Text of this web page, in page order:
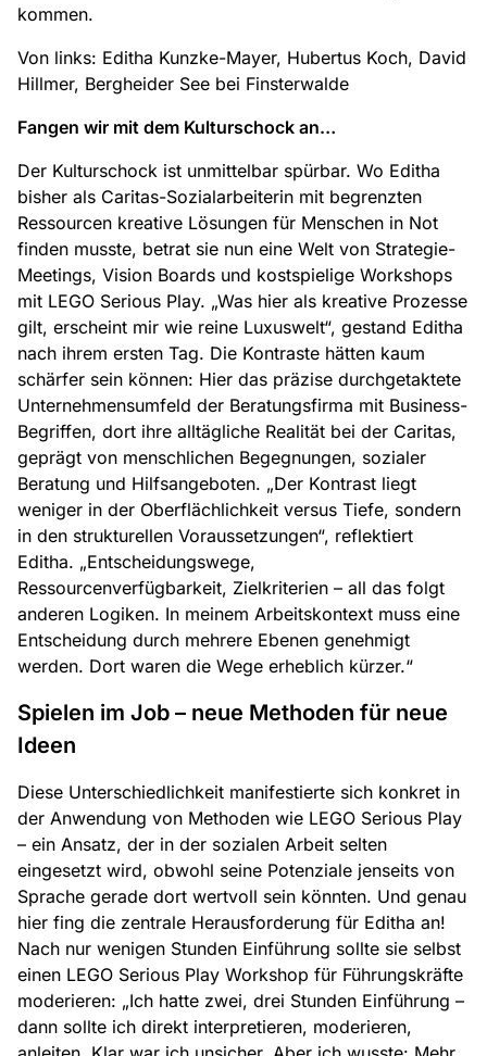
kommen.
Von links: Editha Kunzke-Mayer, Hubertus Koch, David
Hillmer, Bergheider See bei Finsterwalde
Fangen wir mit dem Kulturschock an…
Der Kulturschock ist unmittelbar spürbar. Wo Editha
bisher als Caritas-Sozialarbeiterin mit begrenzten
Ressourcen kreative Lösungen für Menschen in Not
finden musste, betrat sie nun eine Welt von Strategie-
Meetings, Vision Boards und kostspielige Workshops
mit LEGO Serious Play. „Was hier als kreative Prozesse
gilt, erscheint mir wie reine Luxuswelt“, gestand Editha
nach ihrem ersten Tag. Die Kontraste hätten kaum
schärfer sein können: Hier das präzise durchgetaktete
Unternehmensumfeld der Beratungsfirma mit Business-
Begriffen, dort ihre alltägliche Realität bei der Caritas,
geprägt von menschlichen Begegnungen, sozialer
Beratung und Hilfsangeboten. „Der Kontrast liegt
weniger in der Oberflächlichkeit versus Tiefe, sondern
in den strukturellen Voraussetzungen“, reflektiert
Editha. „Entscheidungswege,
Ressourcenverfügbarkeit, Zielkriterien – all das folgt
anderen Logiken. In meinem Arbeitskontext muss eine
Entscheidung durch mehrere Ebenen genehmigt
werden. Dort waren die Wege erheblich kürzer.“
Spielen im Job – neue Methoden für neue
Ideen
Diese Unterschiedlichkeit manifestierte sich konkret in
der Anwendung von Methoden wie LEGO Serious Play
– ein Ansatz, der in der sozialen Arbeit selten
eingesetzt wird, obwohl seine Potenziale jenseits von
Sprache gerade dort wertvoll sein könnten. Und genau
hier fing die zentrale Herausforderung für Editha an!
Nach nur wenigen Stunden Einführung sollte sie selbst
einen LEGO Serious Play Workshop für Führungskräfte
moderieren: „Ich hatte zwei, drei Stunden Einführung –
dann sollte ich direkt interpretieren, moderieren,